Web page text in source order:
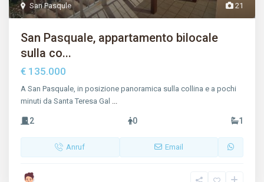
21
San Pasqule
San Pasquale, appartamento bilocale
sulla co...
€ 135.000
A San Pasquale, in posizione panoramica sulla collina e a pochi
minuti da Santa Teresa Gal
2 0 1
Anruf Email